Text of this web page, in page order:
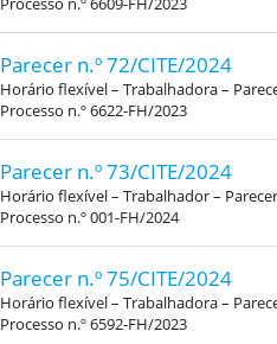
Processo n.º 6609-FH/2023
Parecer n.º 72/CITE/2024
Horário flexível – Trabalhadora –
Processo n.º 6622-FH/2023
Parecer n.º 73/CITE/2024
Horário flexível – Trabalhador –
Processo n.º 001-FH/2024
Parecer n.º 75/CITE/2024
Horário flexível – Trabalhadora –
Processo n.º 6592-FH/2023